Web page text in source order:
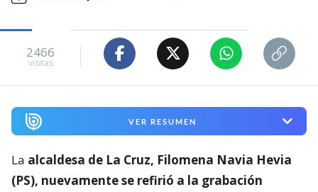
2466
visitas
VER RESUMEN
La alcaldesa de La Cruz, Filomena Navia Hevia
(PS), nuevamente se refirió a la grabación